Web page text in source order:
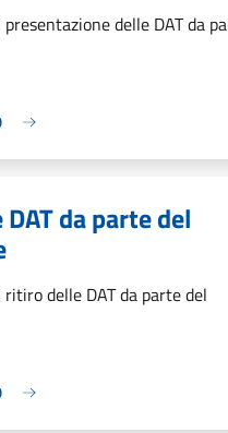
delle DAT da
da parte del
delle DAT da parte del